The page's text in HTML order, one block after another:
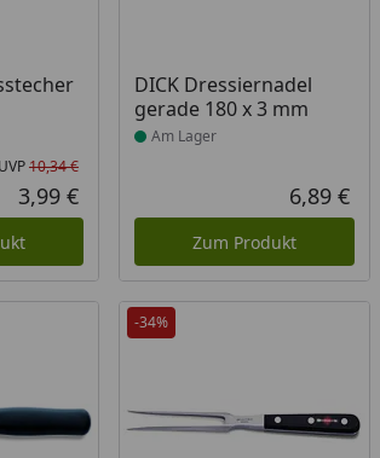
Rabatt in Prozent
Ursprünglicher Preis
UVP10,34 €
Aktueller Preis
3,99 €
DICK Dressiernadel
gerade 180 x 3 mm
Produkt am Lager
Am Lager
6,89 €
Zum Produkt
-34%